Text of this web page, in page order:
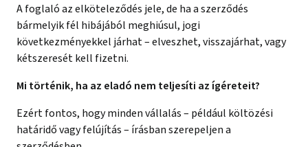
A foglaló az elköteleződés jele, de ha a szerződés
bármelyik fél hibájából meghiúsul, jogi
következményekkel járhat – elveszhet, visszajárhat, vagy
kétszeresét kell fizetni.
Mi történik, ha az eladó nem teljesíti az ígéreteit?
Ezért fontos, hogy minden vállalás – például költözési
határidő vagy felújítás – írásban szerepeljen a